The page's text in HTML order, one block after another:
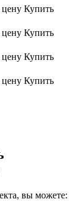
цену Купить
цену Купить
цену Купить
цену Купить
вы можете: